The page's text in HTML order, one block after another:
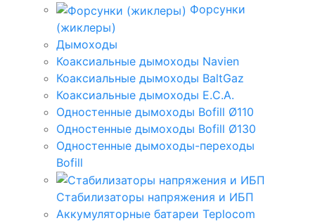
Форсунки
(жиклеры)
Дымоходы
Коаксиальные дымоходы Navien
Коаксиальные дымоходы BaltGaz
Коаксиальные дымоходы E.C.A.
Одностенные дымоходы Bofill Ø110
Одностенные дымоходы Bofill Ø130
Одностенные дымоходы-переходы
Bofill
Стабилизаторы напряжения и ИБП
Аккумуляторные батареи Teplocom